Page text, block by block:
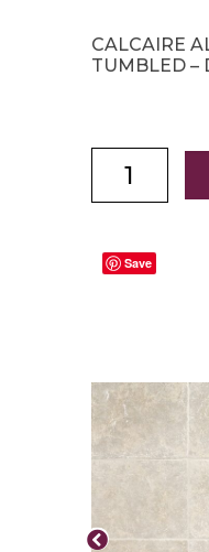
CALCAIRE
TUMBLED –
Save